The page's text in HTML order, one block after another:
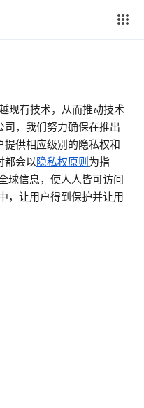
现有技术，从而推动技术
司，我们努力确保在推出
供相应级别的隐私权和
都会以隐私权原则 为指
球信息，使人人皆可访问
，让用户得到保护并让用